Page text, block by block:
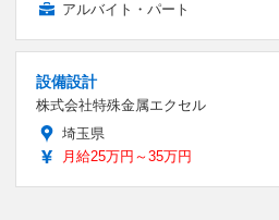
アルバイト・パート
設備設計
株式会社特殊金属エクセル
埼玉県
月給25万円～35万円